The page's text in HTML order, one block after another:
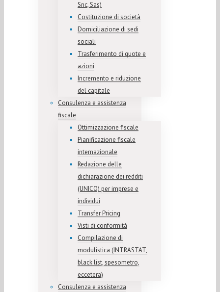
Snc, Sas)
Costituzione di società
Domiciliazione di sedi
sociali
Trasferimento di quote e
azioni
Incremento e riduzione
del capitale
Consulenza e assistenza
fiscale
Ottimizzazione fiscale
Pianificazione fiscale
internazionale
Redazione delle
dichiarazione dei redditi
(UNICO) per imprese e
individui
Transfer Pricing
Visti di conformità
Compilazione di
modulistica (INTRASTAT,
black list, spesometro,
eccetera)
Consulenza e assistenza